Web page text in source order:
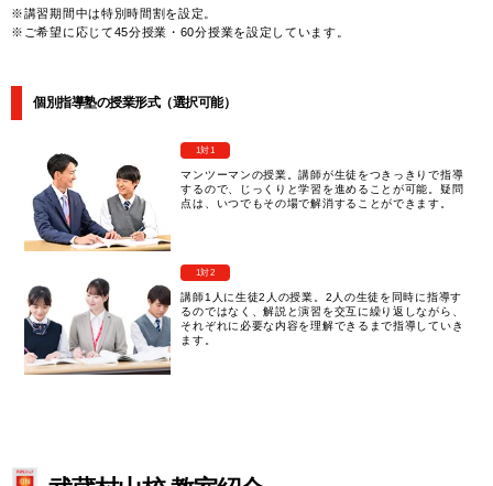
※講習期間中は特別時間割を設定。
※ご希望に応じて45分授業・60分授業を設定しています。
個別指導塾の授業形式（選択可能）
1対1
マンツーマンの授業。講師が生徒をつきっきりで指導
するので、じっくりと学習を進めることが可能。疑問
点は、いつでもその場で解消することができます。
1対2
講師1人に生徒2人の授業。2人の生徒を同時に指導す
るのではなく、解説と演習を交互に繰り返しながら、
それぞれに必要な内容を理解できるまで指導していき
ます。